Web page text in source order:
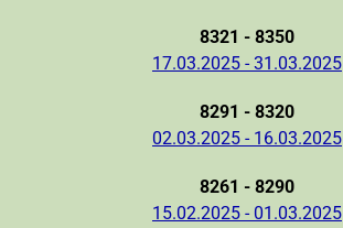
8321 - 8350
17.03.2025 - 31.03.2025
8291 - 8320
02.03.2025 - 16.03.2025
8261 - 8290
15.02.2025 - 01.03.2025